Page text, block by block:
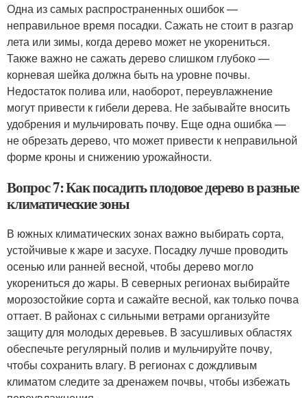
Одна из самых распространенных ошибок —
неправильное время посадки. Сажать не стоит в разгар
лета или зимы, когда дерево может не укорениться.
Также важно не сажать дерево слишком глубоко —
корневая шейка должна быть на уровне почвы.
Недостаток полива или, наоборот, переувлажнение
могут привести к гибели дерева. Не забывайте вносить
удобрения и мульчировать почву. Еще одна ошибка —
не обрезать дерево, что может привести к неправильной
форме кроны и снижению урожайности.
Вопрос 7: Как посадить плодовое дерево в разные
климатические зоны
В южных климатических зонах важно выбирать сорта,
устойчивые к жаре и засухе. Посадку лучше проводить
осенью или ранней весной, чтобы дерево могло
укорениться до жары. В северных регионах выбирайте
морозостойкие сорта и сажайте весной, как только почва
оттает. В районах с сильными ветрами организуйте
защиту для молодых деревьев. В засушливых областях
обеспечьте регулярный полив и мульчируйте почву,
чтобы сохранить влагу. В регионах с дождливым
климатом следите за дренажем почвы, чтобы избежать